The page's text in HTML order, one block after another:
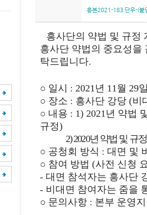
흥본2021-183 단우-(붙
흥사단의 약법 및 규정
흥사단 약법의 중요성을
탁드립니다.
○ 일시 : 2021 년 11월 29
○ 장소 : 흥사단 강당 (비
○ 내용 : 1) 2021 년 약법
규정)
2) 2020년 약법 및 규
○ 공청회 방식 : 대면 및
○ 참여 방법 (사전 신청
- 대면 참석자는 흥사단
- 비대면 참여자는 줌을
○ 문의사항 : 본부 운영